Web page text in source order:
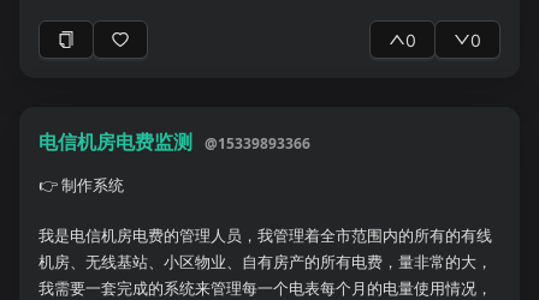
0 0
电信机房电费监测 @15339893366
👉制作系统
我是电信机房电费的管理人员，我管理着全市范围内的所有的有线
机房、无线基站、小区物业、自有房产的所有电费，量非常的大，
我需要一套完成的系统来管理每一个电表每个月的电量使用情况，